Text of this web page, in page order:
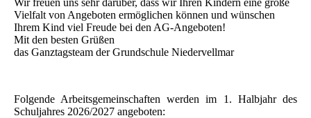
Wir freuen uns sehr darüber, dass wir Ihren Kindern eine große
Vielfalt von Angeboten ermöglichen können und wünschen
Ihrem Kind viel Freude bei den AG-Angeboten!
Mit den besten Grüßen
das Ganztagsteam der Grundschule Niedervellmar
Folgende Arbeitsgemeinschaften werden im 1. Halbjahr des
Schuljahres 2026/2027 angeboten: